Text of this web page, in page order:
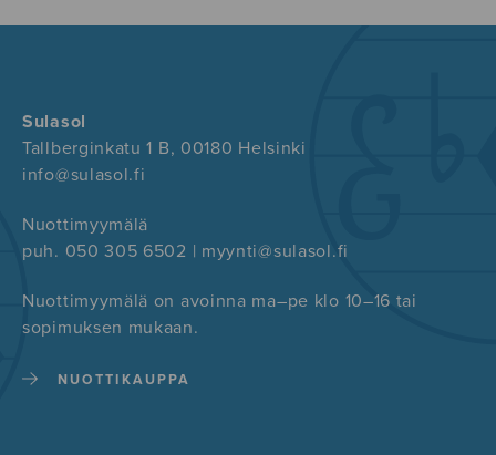
Sulasol
Tallberginkatu 1 B, 00180 Helsinki
info@sulasol.fi
Nuottimyymälä
puh. 050 305 6502 | myynti@sulasol.fi
Nuottimyymälä on avoinna ma–pe klo 10–16 tai
sopimuksen mukaan.
NUOTTIKAUPPA